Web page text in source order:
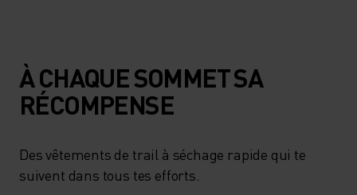
À CHAQUE SOMMET SA
RÉCOMPENSE
Des vêtements de trail à séchage rapide qui te
suivent dans tous tes efforts.